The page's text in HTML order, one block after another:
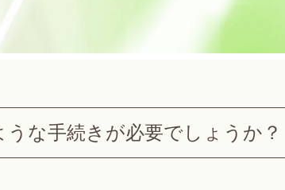
な手続きが必要でしょうか？